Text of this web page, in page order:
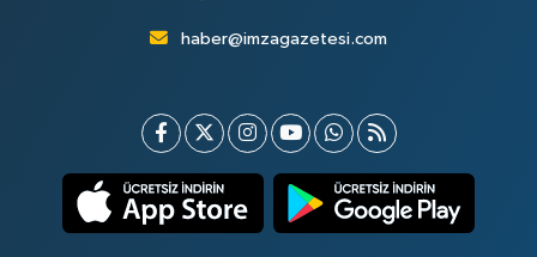
haber@imzagazetesi.com